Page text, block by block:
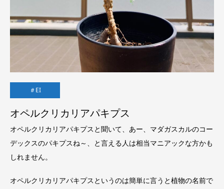
＃EI
オペルクリカリアパキプス
オペルクリカリアパキプスと聞いて、あー、マダガスカルのコー
デックスのパキプスね～、と言える人は相当マニアックな方かも
しれません。
オペルクリカリアパキプスというのは簡単に言うと植物の名前で